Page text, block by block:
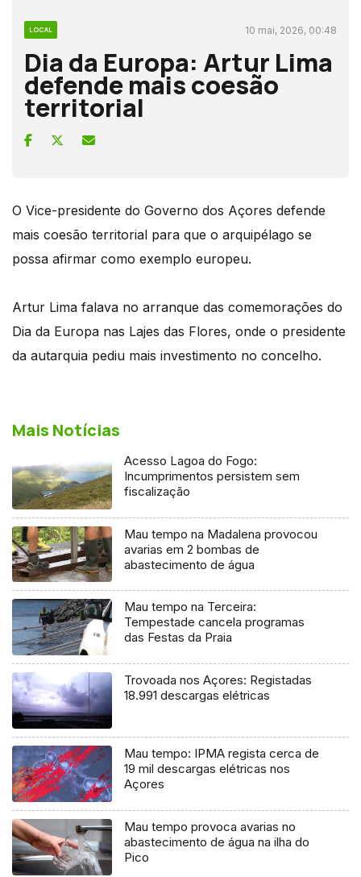
LOCAL 10 mai, 2026, 00:48
Dia da Europa: Artur Lima
defende mais coesão
territorial
O Vice-presidente do Governo dos Açores defende
mais coesão territorial para que o arquipélago se
possa afirmar como exemplo europeu.
Artur Lima falava no arranque das comemorações do
Dia da Europa nas Lajes das Flores, onde o presidente
da autarquia pediu mais investimento no concelho.
Mais Notícias
Acesso Lagoa do Fogo:
Incumprimentos persistem sem
fiscalização
Mau tempo na Madalena provocou
avarias em 2 bombas de
abastecimento de água
Mau tempo na Terceira:
Tempestade cancela programas
das Festas da Praia
Trovoada nos Açores: Registadas
18.991 descargas elétricas
Mau tempo: IPMA regista cerca de
19 mil descargas elétricas nos
Açores
Mau tempo provoca avarias no
abastecimento de água na ilha do
Pico